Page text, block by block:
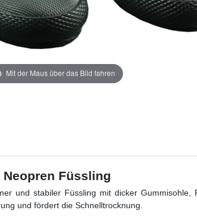
Mit der Maus über das Bild fahren
Füssling
und stabiler Füssling mit dicker
und fördert die Schnelltrocknung.